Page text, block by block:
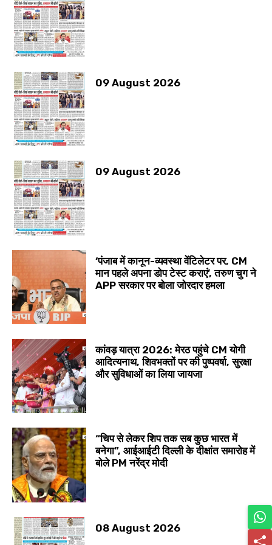
09 August 2026
09 August 2026
‘पंजाब में कानून-व्यवस्था वेंटिलेटर पर, CM
मान पहले अपना डोप टेस्ट कराएं’, तरुण चुग ने
APP सरकार पर बोला जोरदार हमला
कांवड़ यात्रा 2026: मेरठ पहुंचे CM योगी
आदित्यनाथ, शिवभक्तों पर की पुष्पवर्षा, सुरक्षा
और सुविधाओं का लिया जायजा
“चिप से लेकर शिप तक सब कुछ भारत में
बनेगा”, आईआईटी दिल्ली के दीक्षांत समारोह में
बोले PM नरेंद्र मोदी
08 August 2026